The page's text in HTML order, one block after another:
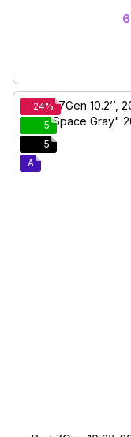
−24%
5
5
A